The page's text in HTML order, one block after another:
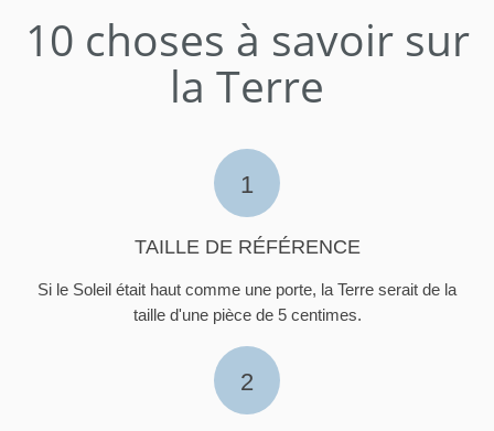
10 choses à savoir sur
la Terre
1
TAILLE DE RÉFÉRENCE
Si le Soleil était haut comme une porte, la Terre serait de la
taille d'une pièce de 5 centimes.
2